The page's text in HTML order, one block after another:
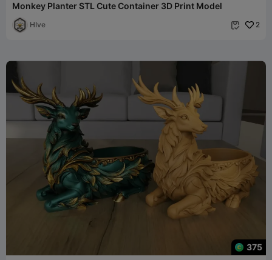
Monkey Planter STL Cute Container 3D Print Model
HIve  2
375